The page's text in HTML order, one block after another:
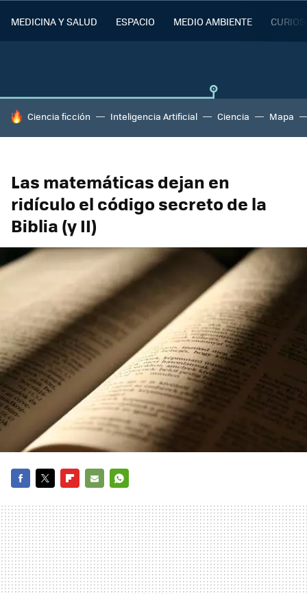
MEDICINA Y SALUD ESPACIO MEDIO AMBIENTE
HOY SE HABLA DE
Ciencia ficción Inteligencia Artificial Ciencia Mapa
Las matemáticas dejan en
ridículo el código secreto de la
Biblia (y II)
MAIL